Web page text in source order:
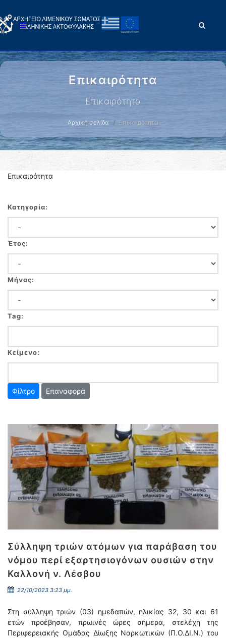
Επικαιρότητα
Επικαιρότητα
Αρχική σελίδα Επικαιρότητα
Επικαιρότητα
Κατηγορία:
Έτος:
Μήνας:
Tag:
Κείμενο:
Επαναφορά
Σύλληψη τριών ατόμων για παράβαση του
νόμου περί εξαρτησιογόνων ουσιών στην
Καλλονή ν. Λέσβου
22/10/2023 3:23 μμ.
Στη σύλληψη τριών (03) ημεδαπών, ηλικίας 32, 30 και 61
ετών προέβησαν, πρωινές ώρες σήμερα, στελέχη της
Περιφερειακής Ομάδας Δίωξης Ναρκωτικών (Π.Ο.ΔΙ.Ν.) του